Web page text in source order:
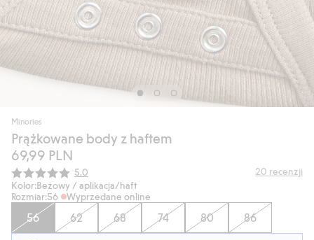
Minories
Prążkowane body z haftem
69,99 PLN
Średnia ocena:
5.0 20 recenzji
Kolor:Beżowy / aplikacja/haft
Rozmiar:56 Wyprzedane online
56 62 68 74 80 86